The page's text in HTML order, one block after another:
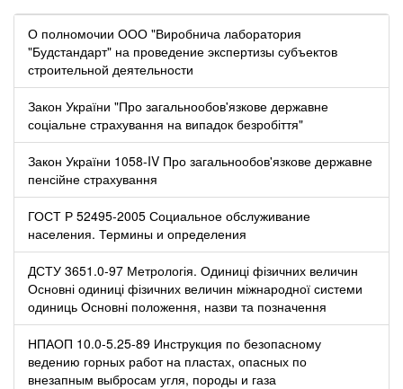
О полномочии ООО "Виробнича лаборатория
"Будстандарт" на проведение экспертизы субъектов
строительной деятельности
Закон України "Про загальнообов'язкове державне
соціальне страхування на випадок безробіття"
Закон України 1058-IV Про загальнообов'язкове державне
пенсійне страхування
ГОСТ Р 52495-2005 Социальное обслуживание
населения. Термины и определения
ДСТУ 3651.0-97 Метрологія. Одиниці фізичних величин
Основні одиниці фізичних величин міжнародної системи
одиниць Основні положення, назви та позначення
НПАОП 10.0-5.25-89 Инструкция по безопасному
ведению горных работ на пластах, опасных по
внезапным выбросам угля, породы и газа